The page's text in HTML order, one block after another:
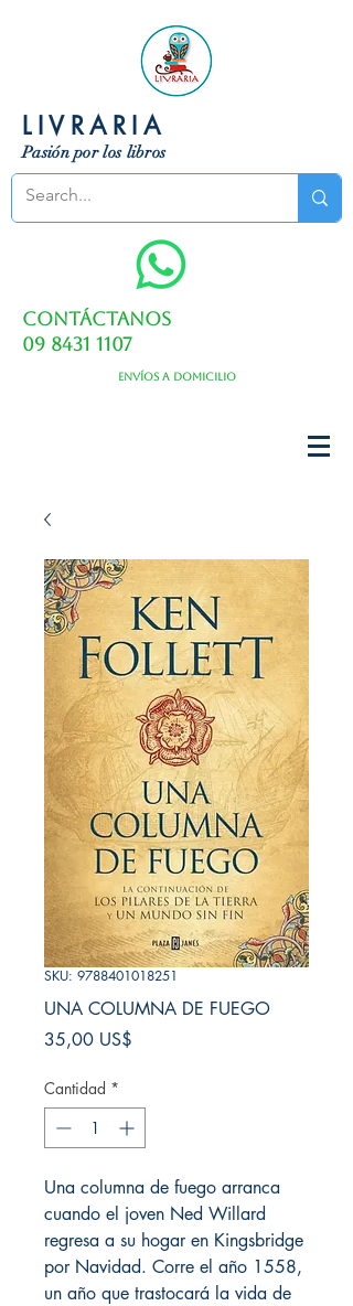
LIVRARIA
Pasión por los libros
Contáctanos
09 8431 1107
Envíos a domicilio
SKU: 9788401018251
UNA COLUMNA DE FUEGO
35,00 US$
Cantidad *
Una columna de fuego arranca
cuando el joven Ned Willard
regresa a su hogar en Kingsbridge
por Navidad. Corre el año 1558,
un año que trastocará la vida de